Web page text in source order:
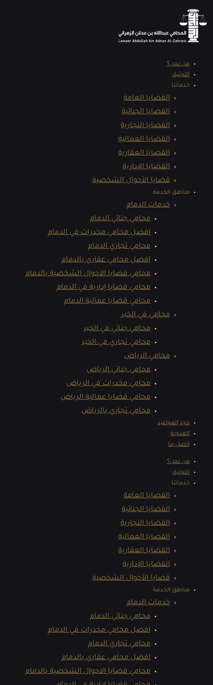
من نحن؟
التوثيق
خدماتنا
القضايا العامة
القضايا الجنائية
القضايا التجارية
القضايا العمالية
القضايا العقارية
القضايا الإدارية
قضايا الأحوال الشخصية
مناطق الخدمة
خدمات الدمام
محامي جنائي الدمام
افضل محامي مخدرات في الدمام
محامي تجاري الدمام
افضل محامي عقاري بالدمام
محامي قضايا الاحوال الشخصية بالدمام
محامي قضايا إدارية في الدمام
محامي قضايا عمالية الدمام
محامي في الخبر
محامي جنائي في الخبر
محامي تجاري في الخبر
محامي الرياض
محامي جنائي الرياض
محامي مخدرات في الرياض
محامي قضايا عمالية الرياض
محامي تجاري بالرياض
حجز المواعيد
المدونة
اتصل بنا
من نحن؟
التوثيق
خدماتنا
القضايا العامة
القضايا الجنائية
القضايا التجارية
القضايا العمالية
القضايا العقارية
القضايا الإدارية
قضايا الأحوال الشخصية
مناطق الخدمة
خدمات الدمام
محامي جنائي الدمام
افضل محامي مخدرات في الدمام
محامي تجاري الدمام
افضل محامي عقاري بالدمام
محامي قضايا الاحوال الشخصية بالدمام